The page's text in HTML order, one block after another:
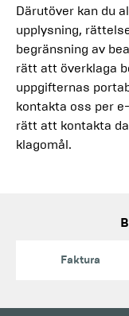
Därutöver kan du
upplysning,
begränsning av
rätt att överklaga
uppgifternas
kontakta oss per
rätt att kontakta
klagomål.
Faktura